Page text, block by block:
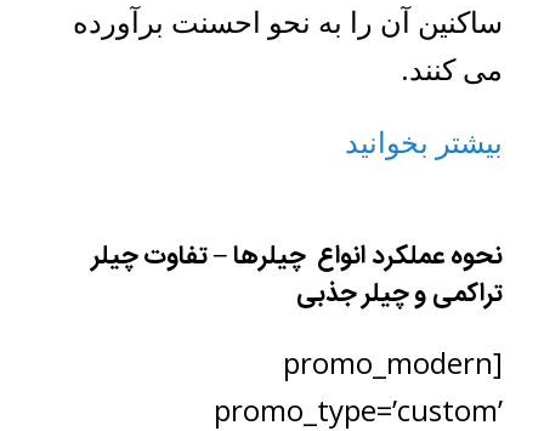
ساکنین آن را به نحو احسنت برآورده
می کنند.
بیشتر بخوانید
نحوه عملکرد انواع چیلرها – تفاوت چیلر
تراکمی و چیلر جذبی
[promo_modern
promo_type=’custom’